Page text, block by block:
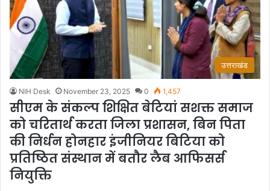
उत्तराखंड
NIH Desk November 23, 2025 0 1,457
सीएम के संकल्प शिक्षित बेटियां सशक्त समाज
को चरितार्थ करता जिला प्रशासन, बिन पिता
की निर्धन होनहार इंजीनियर बिटिया को
प्रतिष्ठित संस्थान में बतौर लैब आफिसर्स
नियुक्ति